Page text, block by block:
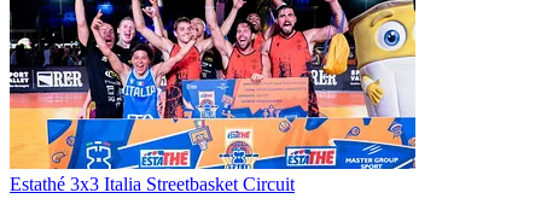
Estathé 3x3 Italia Streetbasket Circuit